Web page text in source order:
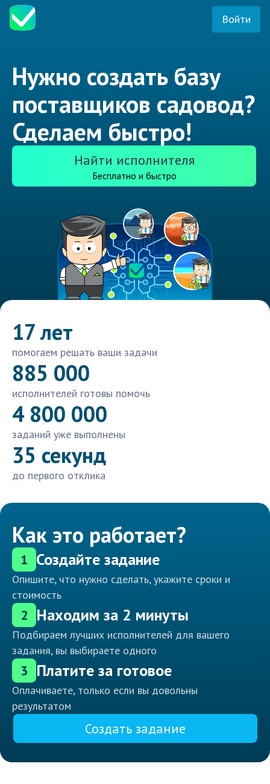
Войти
Нужно создать базу
поставщиков садовод?
Сделаем быстро!
Найти исполнителя
Бесплатно и быстро
17 лет
помогаем решать ваши задачи
885 000
исполнителей готовы помочь
4 800 000
заданий уже выполнены
35 секунд
до первого отклика
Как это работает?
1 Создайте задание
Опишите, что нужно сделать, укажите сроки и
стоимость
2 Находим за 2 минуты
Подбираем лучших исполнителей для вашего
задания, вы выбираете одного
3 Платите за готовое
Оплачиваете, только если вы довольны
результатом
Создать задание